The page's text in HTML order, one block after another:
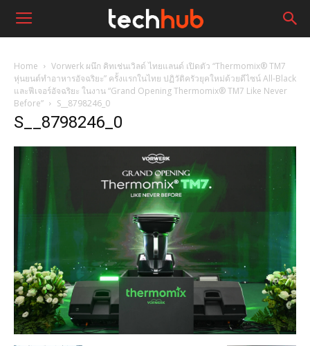
Home
Vorwerk ผนึก คิทเช่นเวิลด์ ไทยแลนด์ เปิดตัว “Thermomix® TM7
หุ่นยนต์ทำอาหารอัจฉริยะ” ครั้งแรกในไทย ปฏิวัติครัวยุคใหม่ด้วยดีไซน์ All-Black
และฟีเจอร์อัจฉริยะ ในงาน “Grand Opening Thermomix® TM7 Like Never
Before”
S__8798246_0
S__8798246_0